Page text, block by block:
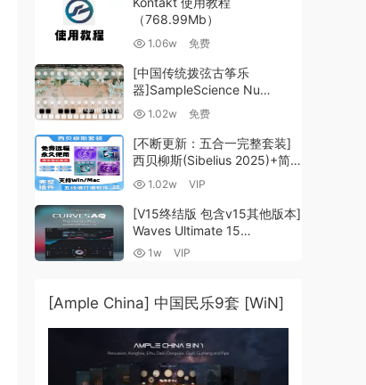
（768.99Mb）
1.06w 免费
[中国传统拨弦古筝乐
器]SampleScience Nu
Guzheng v2.0 x64 VST
VST3 AU DECENT SAMPLER
[WiN, MacOSX]（158MB)
1.02w 免费
[不断更新：五合一完整套装]
西贝柳斯(Sibelius 2025)+简
谱插件V8+图片识别+音频识别
MacOSX]（80.48GB+）
1.02w VIP
[V15终结版 包含v15其他版本]
Waves Ultimate 15
v25.05.27+一键安装版+安装
（4.1GB+10.2GB+9.6GB）
1w VIP
[Ample China] 中国民乐9套 [WiN]